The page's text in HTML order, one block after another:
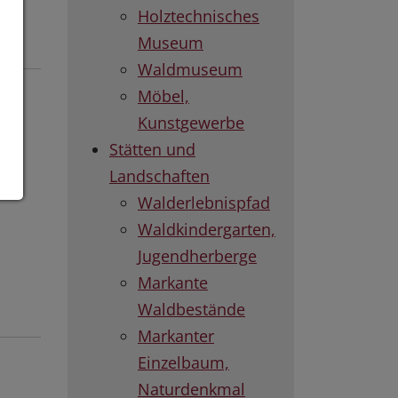
Holztechnisches
Museum
Waldmuseum
Möbel,
Kunstgewerbe
Stätten und
Landschaften
Walderlebnispfad
Waldkindergarten,
Jugendherberge
Markante
Waldbestände
Markanter
Einzelbaum,
Naturdenkmal